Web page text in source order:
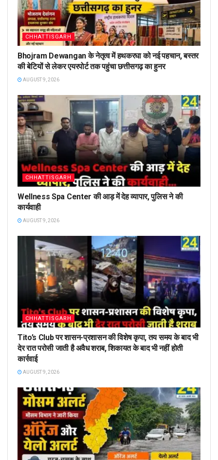
CHHATTISGARH
Bhojram Dewangan के नेतृत्व में हथकरघा को नई पहचान, बस्तर
की बेटियों से लेकर एयरपोर्ट तक पहुंचा छत्तीसगढ़ का हुनर
AUGUST 9, 2026
CHHATTISGARH
Wellness Spa Center की आड़ में देह व्यापार, पुलिस ने की
कार्यवाही
AUGUST 9, 2026
CHHATTISGARH
Tito’s Club पर शासन-प्रशासन की विशेष कृपा, तय समय के बाद भी
देर रात परोसी जाती है अवैध शराब, शिकायत के बाद भी नहीं होती
कार्रवाई
AUGUST 9, 2026